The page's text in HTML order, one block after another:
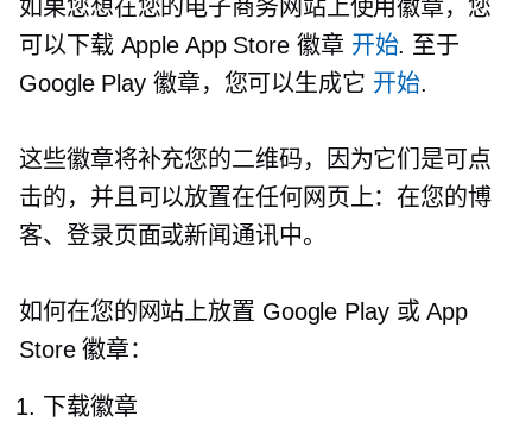
如果您想在您的电子商务网站上使用徽章，您
可以下载 Apple App Store 徽章 开始. 至于
Google Play 徽章，您可以生成它 开始.
这些徽章将补充您的二维码，因为它们是可点
击的，并且可以放置在任何网页上：在您的博
客、登录页面或新闻通讯中。
如何在您的网站上放置 Google Play 或 App
Store 徽章：
下载徽章